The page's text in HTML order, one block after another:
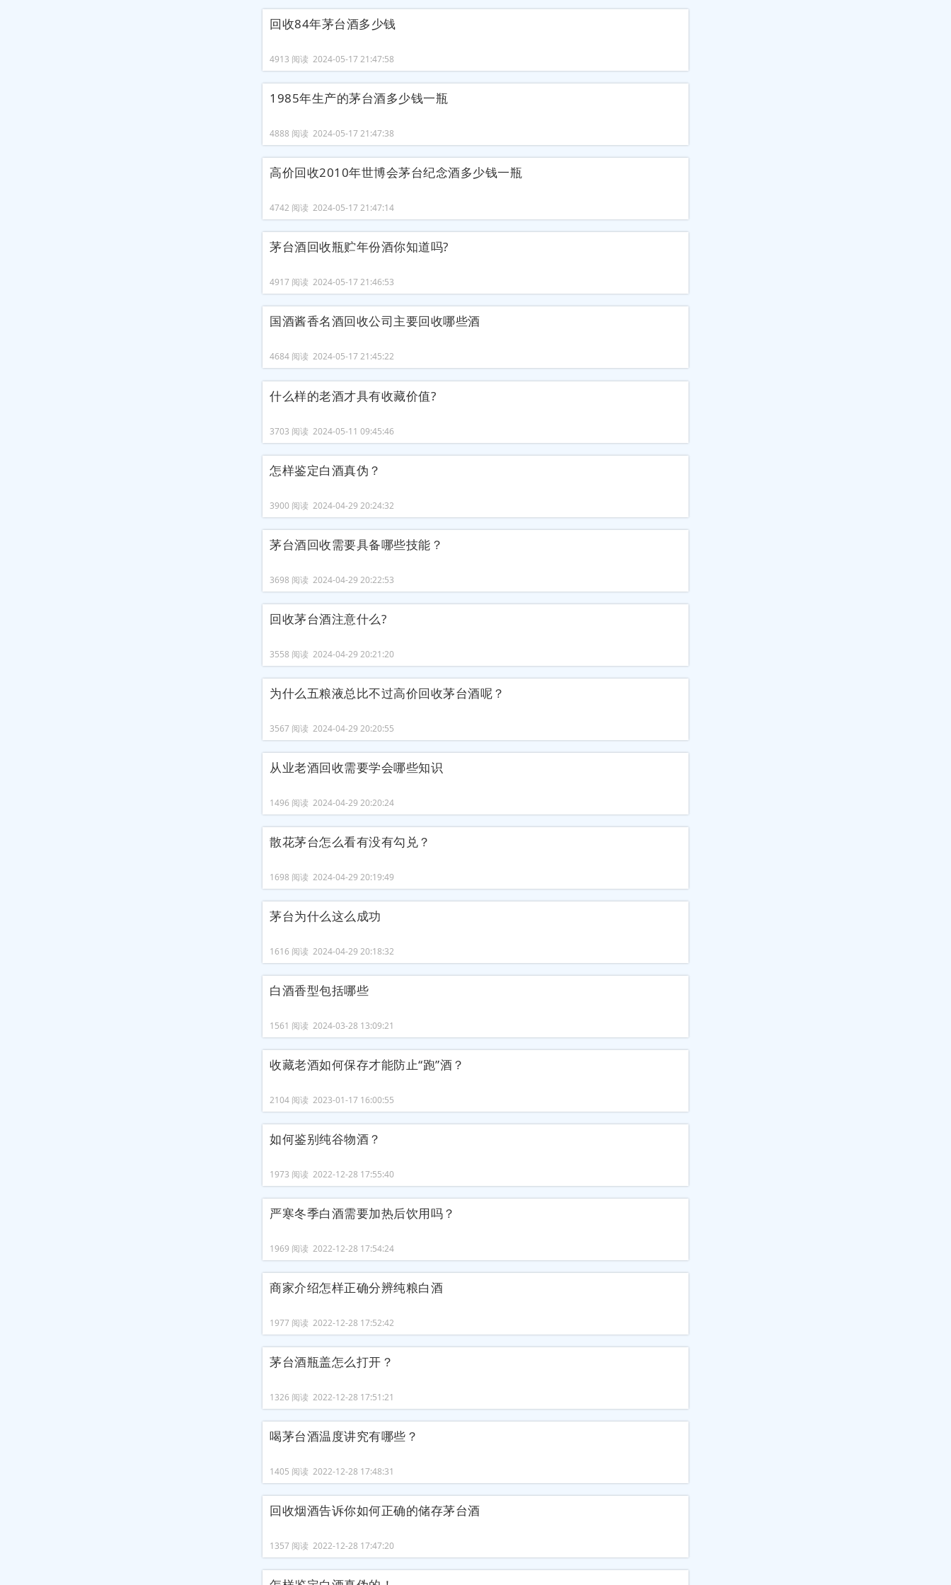
回收84年茅台酒多少钱
4913 阅读 2024-05-17 21:47:58
1985年生产的茅台酒多少钱一瓶
4888 阅读 2024-05-17 21:47:38
高价回收2010年世博会茅台纪念酒多少钱一瓶
4742 阅读 2024-05-17 21:47:14
茅台酒回收瓶贮年份酒你知道吗?
4917 阅读 2024-05-17 21:46:53
国酒酱香名酒回收公司主要回收哪些酒
4684 阅读 2024-05-17 21:45:22
什么样的老酒才具有收藏价值?
3703 阅读 2024-05-11 09:45:46
怎样鉴定白酒真伪？
3900 阅读 2024-04-29 20:24:32
茅台酒回收需要具备哪些技能？
3698 阅读 2024-04-29 20:22:53
回收茅台酒注意什么?
3558 阅读 2024-04-29 20:21:20
为什么五粮液总比不过高价回收茅台酒呢？
3567 阅读 2024-04-29 20:20:55
从业老酒回收需要学会哪些知识
1496 阅读 2024-04-29 20:20:24
散花茅台怎么看有没有勾兑？
1698 阅读 2024-04-29 20:19:49
茅台为什么这么成功
1616 阅读 2024-04-29 20:18:32
白酒香型包括哪些
1561 阅读 2024-03-28 13:09:21
收藏老酒如何保存才能防止“跑”酒？
2104 阅读 2023-01-17 16:00:55
如何鉴别纯谷物酒？
1973 阅读 2022-12-28 17:55:40
严寒冬季白酒需要加热后饮用吗？
1969 阅读 2022-12-28 17:54:24
商家介绍怎样正确分辨纯粮白酒
1977 阅读 2022-12-28 17:52:42
茅台酒瓶盖怎么打开？
1326 阅读 2022-12-28 17:51:21
喝茅台酒温度讲究有哪些？
1405 阅读 2022-12-28 17:48:31
回收烟酒告诉你如何正确的储存茅台酒
1357 阅读 2022-12-28 17:47:20